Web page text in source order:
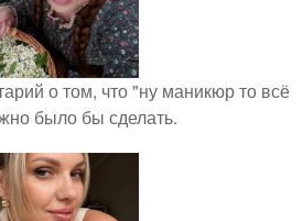
о том, что "ну маникюр то всё
было бы сделать.